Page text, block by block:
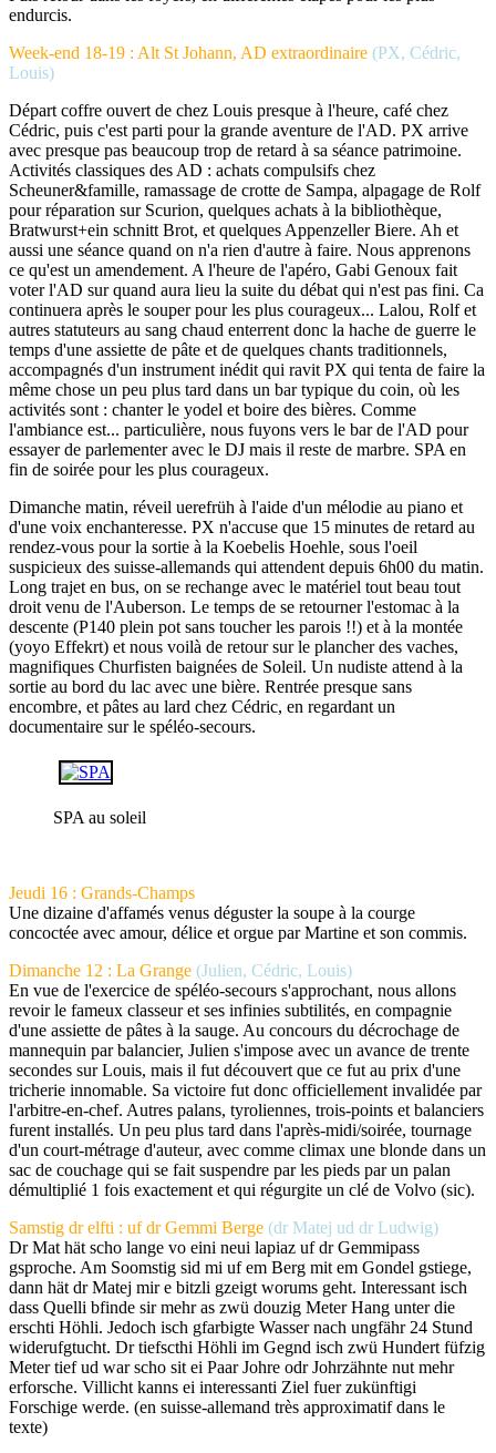
endurcis.
Week-end 18-19 : Alt St Johann, AD extraordinaire (PX, Cédric,
Louis)
Départ coffre ouvert de chez Louis presque à l'heure, café chez
Cédric, puis c'est parti pour la grande aventure de l'AD. PX arrive
avec presque pas beaucoup trop de retard à sa séance patrimoine.
Activités classiques des AD : achats compulsifs chez
Scheuner&famille, ramassage de crotte de Sampa, alpagage de Rolf
pour réparation sur Scurion, quelques achats à la bibliothèque,
Bratwurst+ein schnitt Brot, et quelques Appenzeller Biere. Ah et
aussi une séance quand on n'a rien d'autre à faire. Nous apprenons
ce qu'est un amendement. A l'heure de l'apéro, Gabi Genoux fait
voter l'AD sur quand aura lieu la suite du débat qui n'est pas fini. Ca
continuera après le souper pour les plus courageux... Lalou, Rolf et
autres statuteurs au sang chaud enterrent donc la hache de guerre le
temps d'une assiette de pâte et de quelques chants traditionnels,
accompagnés d'un instrument inédit qui ravit PX qui tenta de faire la
même chose un peu plus tard dans un bar typique du coin, où les
activités sont : chanter le yodel et boire des bières. Comme
l'ambiance est... particulière, nous fuyons vers le bar de l'AD pour
essayer de parlementer avec le DJ mais il reste de marbre. SPA en
fin de soirée pour les plus courageux.
Dimanche matin, réveil uerefrüh à l'aide d'un mélodie au piano et
d'une voix enchanteresse. PX n'accuse que 15 minutes de retard au
rendez-vous pour la sortie à la Koebelis Hoehle, sous l'oeil
suspicieux des suisse-allemands qui attendent depuis 6h00 du matin.
Long trajet en bus, on se rechange avec le matériel tout beau tout
droit venu de l'Auberson. Le temps de se retourner l'estomac à la
descente (P140 plein pot sans toucher les parois !!) et à la montée
(yoyo Effekrt) et nous voilà de retour sur le plancher des vaches,
magnifiques Churfisten baignées de Soleil. Un nudiste attend à la
sortie au bord du lac avec une bière. Rentrée presque sans
encombre, et pâtes au lard chez Cédric, en regardant un
documentaire sur le spéléo-secours.
SPA au soleil
Jeudi 16 : Grands-Champs
Une dizaine d'affamés venus déguster la soupe à la courge
concoctée avec amour, délice et orgue par Martine et son commis.
Dimanche 12 : La Grange (Julien, Cédric, Louis)
En vue de l'exercice de spéléo-secours s'approchant, nous allons
revoir le fameux classeur et ses infinies subtilités, en compagnie
d'une assiette de pâtes à la sauge. Au concours du décrochage de
mannequin par balancier, Julien s'impose avec un avance de trente
secondes sur Louis, mais il fut découvert que ce fut au prix d'une
tricherie innomable. Sa victoire fut donc officiellement invalidée par
l'arbitre-en-chef. Autres palans, tyroliennes, trois-points et balanciers
furent installés. Un peu plus tard dans l'après-midi/soirée, tournage
d'un court-métrage d'auteur, avec comme climax une blonde dans un
sac de couchage qui se fait suspendre par les pieds par un palan
démultiplié 1 fois exactement et qui régurgite un clé de Volvo (sic).
Samstig dr elfti : uf dr Gemmi Berge (dr Matej ud dr Ludwig)
Dr Mat hät scho lange vo eini neui lapiaz uf dr Gemmipass
gsproche. Am Soomstig sid mi uf em Berg mit em Gondel gstiege,
dann hät dr Matej mir e bitzli gzeigt worums geht. Interessant isch
dass Quelli bfinde sir mehr as zwü douzig Meter Hang unter die
erschti Höhli. Jedoch isch gfarbigte Wasser nach ungfähr 24 Stund
widerufgtucht. Dr tiefscthi Höhli im Gegnd isch zwü Hundert füfzig
Meter tief ud war scho sit ei Paar Johre odr Johrzähnte nut mehr
erforsche. Villicht kanns ei interessanti Ziel fuer zukünftigi
Forschige werde. (en suisse-allemand très approximatif dans le
texte)